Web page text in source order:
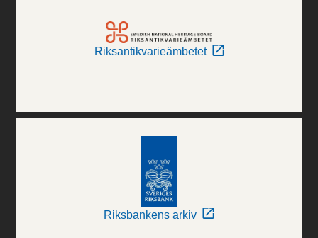
Riksantikvarieämbetet
Riksbankens arkiv